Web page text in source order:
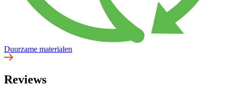
Duurzame materialen
Reviews